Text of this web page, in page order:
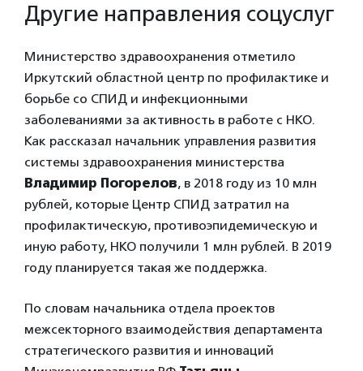
Другие направления соцуслуг
Министерство здравоохранения отметило
Иркутский областной центр по профилактике и
борьбе со СПИД и инфекционными
заболеваниями за активность в работе с НКО.
Как рассказал начальник управления развития
системы здравоохранения министерства
Владимир Погорелов, в 2018 году из 10 млн
рублей, которые Центр СПИД затратил на
профилактическую, противоэпидемическую и
иную работу, НКО получили 1 млн рублей. В 2019
году планируется такая же поддержка.
По словам начальника отдела проектов
межсекторного взаимодействия департамента
стратегического развития и инноваций